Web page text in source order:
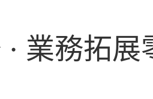
業務拓展